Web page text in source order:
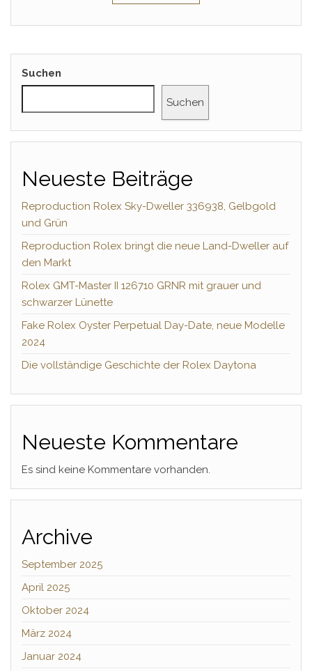
Suchen
Suchen
Neueste Beiträge
Reproduction Rolex Sky-Dweller 336938, Gelbgold
und Grün
Reproduction Rolex bringt die neue Land-Dweller auf
den Markt
Rolex GMT-Master II 126710 GRNR mit grauer und
schwarzer Lünette
Fake Rolex Oyster Perpetual Day-Date, neue Modelle
2024
Die vollständige Geschichte der Rolex Daytona
Neueste Kommentare
Es sind keine Kommentare vorhanden.
Archive
September 2025
April 2025
Oktober 2024
März 2024
Januar 2024